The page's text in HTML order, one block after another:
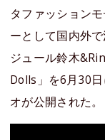
タファッション
ーとして国内外
ジュール鈴木
Dolls」を6月30
オが公開された。